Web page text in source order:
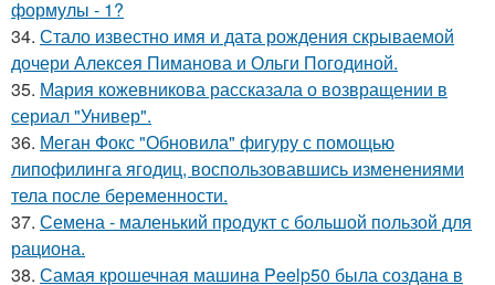
формулы - 1?
34. Стало известно имя и дата рождения скрываемой
дочери Алексея Пиманова и Ольги Погодиной.
35. Мария кожевникова рассказала о возвращении в
сериал "Универ".
36. Меган Фокс "Обновила" фигуру с помощью
липофилинга ягодиц, воспользовавшись изменениями
тела после беременности.
37. Семена - маленький продукт с большой пользой для
рациона.
38. Самая крошечная машинa Peelp50 была созданa в